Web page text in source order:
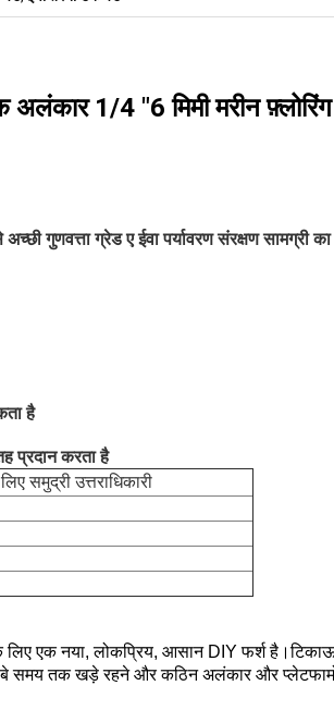
1/4 "6 मिमी मरीन
गुणवत्ता ग्रेड ए ईवा पर्यावरण संरक्षण सामग्री
है
प्रदान करता है
समुद्री उत्तराधिकारी
लिए एक नया, लोकप्रिय, आसान DIY फर्श
समय तक खड़े रहने और कठिन अलंकार और